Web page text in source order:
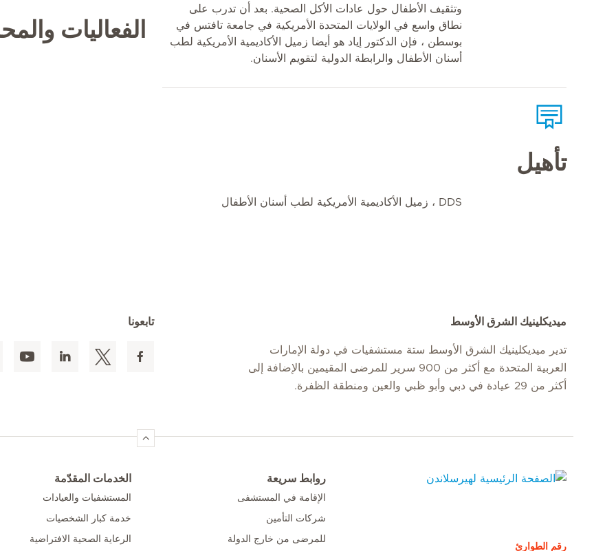
وتثقيف الأطفال حول عادات الأكل الصحية. بعد أن تدرب على
نطاق واسع في الولايات المتحدة الأمريكية في جامعة تافتس في
بوسطن ، فإن الدكتور إياد هو أيضا زميل الأكاديمية الأمريكية لطب
أسنان الأطفال والرابطة الدولية لتقويم الأسنان.
تأهيل
DDS ، زميل الأكاديمية الأمريكية لطب أسنان الأطفال
الفعاليات
ميديكلينيك الشرق الأوسط
تدير ميديكلينيك الشرق الأوسط ستة مستشفيات في دولة الإمارات
العربية المتحدة مع أكثر من 900 سرير للمرضى المقيمين بالإضافة إلى
أكثر من 29 عيادة في دبي وأبو ظبي والعين ومنطقة الظفرة.
تابعونا
رقم الطوارئ
روابط سريعة
الإقامة في المستشفى
شركات التأمين
للمرضى من خارج الدولة
الخدمات المقدّمة
المستشفيات والعيادات
خدمة كبار الشخصيات
الرعاية الصحية الافتراضية